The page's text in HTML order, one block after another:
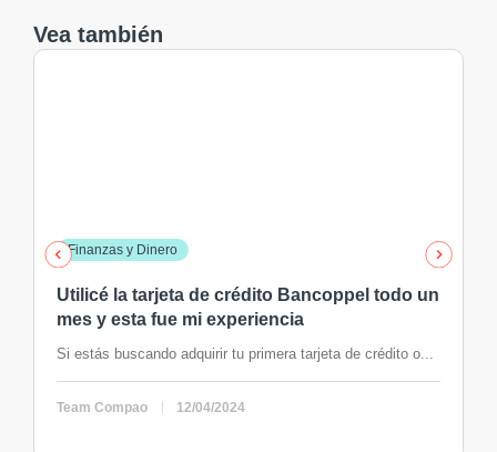
Vea también
Finanzas y Dinero
Utilicé la tarjeta de crédito Bancoppel todo un
mes y esta fue mi experiencia
Si estás buscando adquirir tu primera tarjeta de crédito o...
Team Compao 12/04/2024